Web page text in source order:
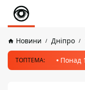
Новини Дніпро
ТОПТЕМА: Понад